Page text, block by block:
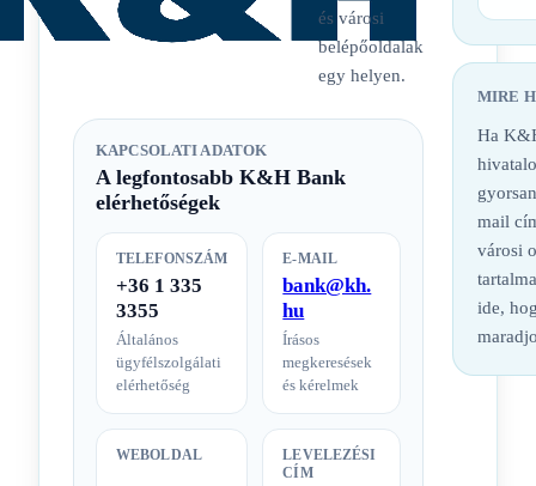
és városi
belépőoldalak
egy helyen.
KAPCSOLATI ADATOK
A legfontosabb K&H Bank
elérhetőségek
TELEFONSZÁM
+36 1 335
3355
Általános
ügyfélszolgálati
elérhetőség
E-MAIL
bank@kh.
hu
Írásos
megkeresések
és kérelmek
WEBOLDAL
LEVELEZÉSI
CÍM
MIRE
Ha
mail
városi
ide,